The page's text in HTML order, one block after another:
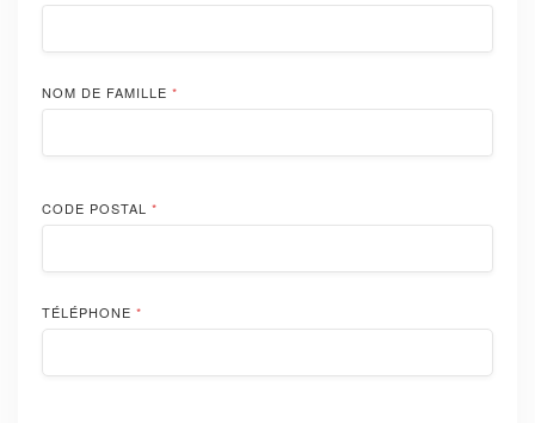
NOM DE FAMILLE *
CODE POSTAL *
TÉLÉPHONE *